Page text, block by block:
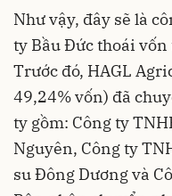
Như vậy, đây sẽ là
ty Bầu Đức thoái
Trước đó, HAGL
49,24% vốn) đã
ty gồm: Công ty
Nguyên, Công ty
su Đông Dương và